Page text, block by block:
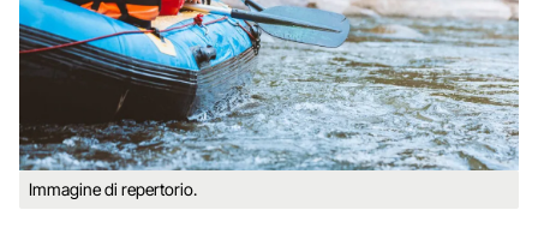
Immagine di repertorio.